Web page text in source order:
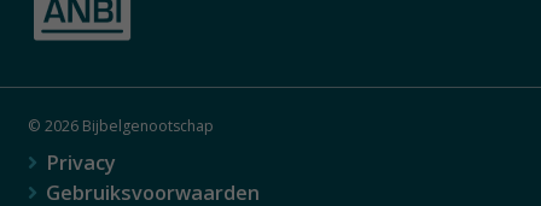
© 2026 Bijbelgenootschap
Privacy
Gebruiksvoorwaarden